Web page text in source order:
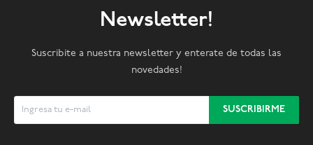
Newsletter!
Suscribite a nuestra newsletter y enterate de todas las
novedades!
SUSCRIBIRME